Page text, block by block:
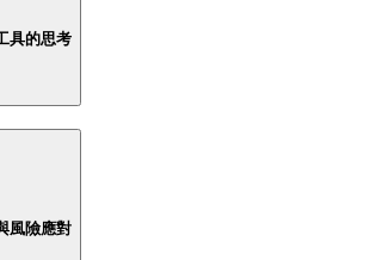
具的思考
風險應對